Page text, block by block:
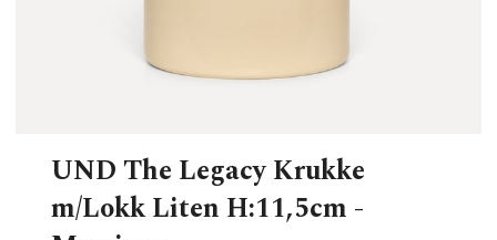
UND The Legacy Krukke
m/Lokk Liten H:11,5cm -